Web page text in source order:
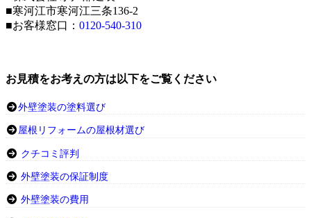
■寒河江市寒河江三条136-2
■お客様窓口： 0120-540-310
お見積をお考えの方は以下をご覧ください
外壁塗装の塗料選び
屋根リフォームの屋根材選び
クチコミ評判
外壁塗装の保証制度
外壁塗装の費用